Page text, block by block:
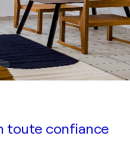
toute confiance